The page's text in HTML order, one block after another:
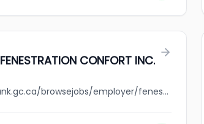
FENESTRATION CONFORT INC.
jobbank.gc.ca/browsejobs/employer/fenestration+confort+inc./ca